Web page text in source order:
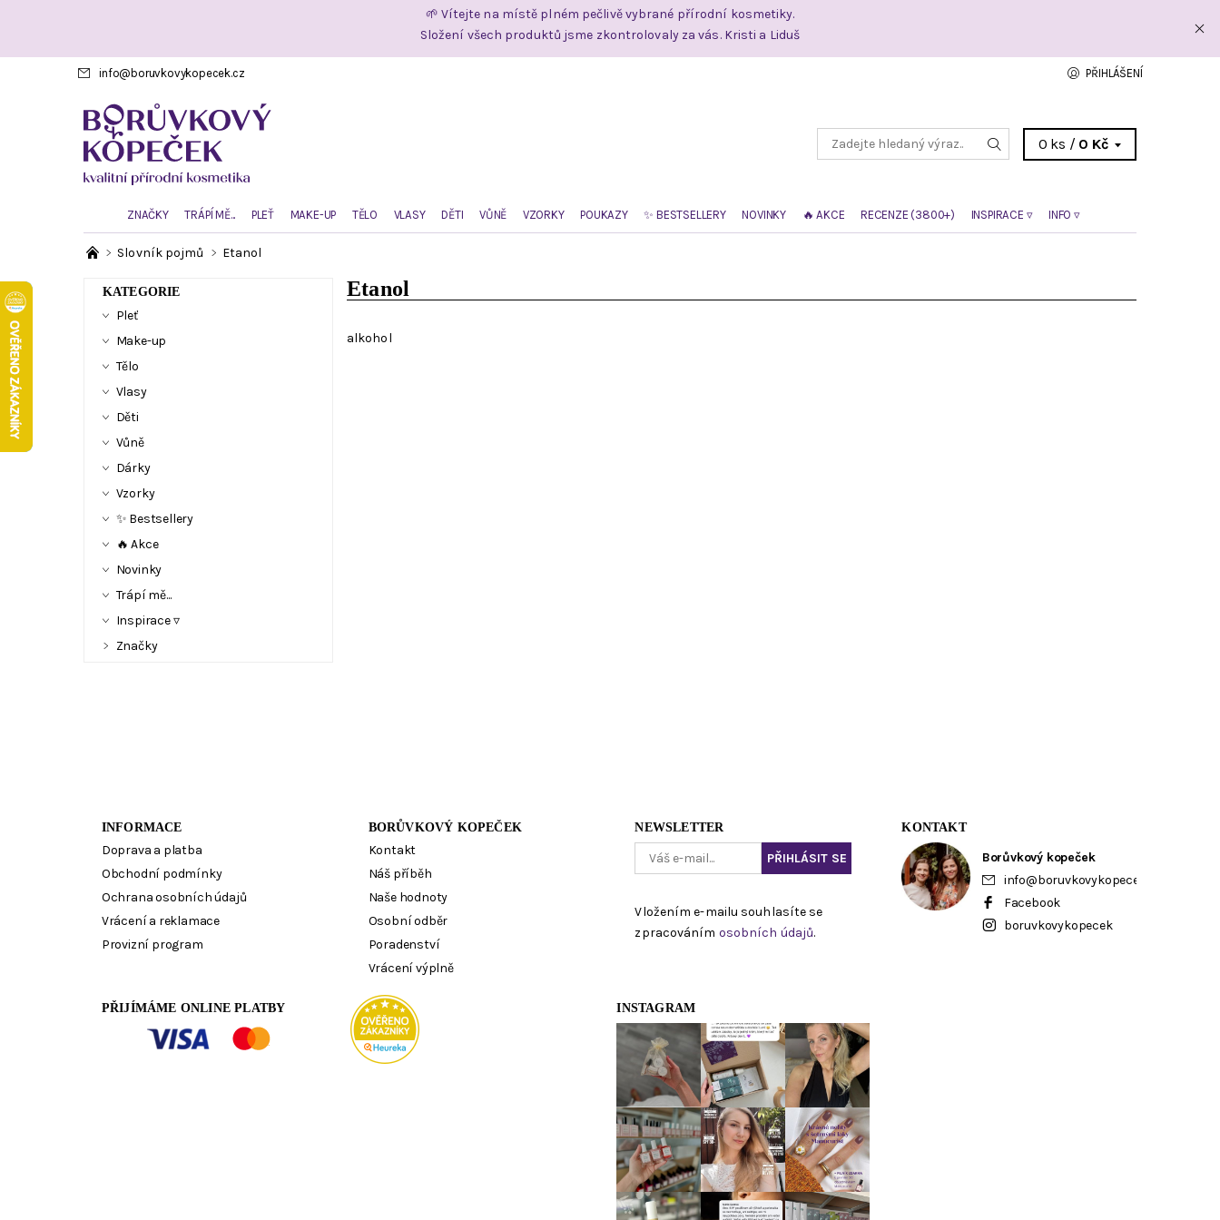
🌱 Vítejte na místě plném pečlivě vybrané přírodní kosmetiky.
Složení všech produktů jsme zkontrolovaly za vás. Kristi a Liduš
info@ boruvkovykopecek.cz PŘIHLÁŠENÍ
0 ks / 0 Kč
ZNAČKY TRÁPÍ MĚ... PLEŤ MAKE-UP TĚLO VLASY DĚTI VŮNĚ VZORKY POUKAZY ✨ BESTSELLERY NOVINKY 🔥 AKCE RECENZE (3800+) INSPIRACE ▿ INFO ▿
Slovník pojmů Etanol
Etanol
alkohol
KATEGORIE
Pleť
Make-up
Tělo
Vlasy
Děti
Vůně
Dárky
Vzorky
✨ Bestsellery
🔥 Akce
Novinky
Trápí mě...
Inspirace ▿
Značky
INFORMACE
Doprava a platba
Obchodní podmínky
Ochrana osobních údajů
Vrácení a reklamace
Provizní program
BORŮVKOVÝ KOPEČEK
Kontakt
Náš příběh
Naše hodnoty
Osobní odběr
Poradenství
Vrácení výplně
NEWSLETTER
Vložením e-mailu souhlasíte se
zpracováním osobních údajů.
KONTAKT
Borůvkový kopeček
info@boruvkovykopecek.cz
Facebook
boruvkovykopecek
PŘIJÍMÁME ONLINE PLATBY INSTAGRAM